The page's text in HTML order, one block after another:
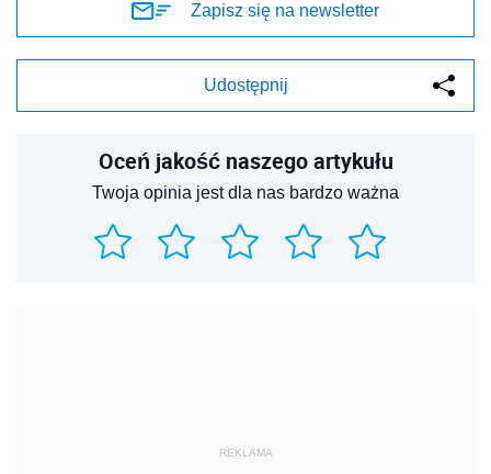
Zapisz się na newsletter
Udostępnij
Oceń jakość naszego artykułu
Twoja opinia jest dla nas bardzo ważna
REKLAMA